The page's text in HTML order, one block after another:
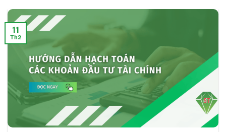
11
Th2